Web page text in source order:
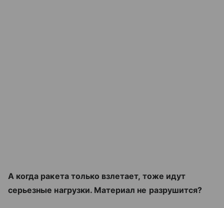
А когда ракета только взлетает, тоже идут
серьезные нагрузки. Материал не разрушится?